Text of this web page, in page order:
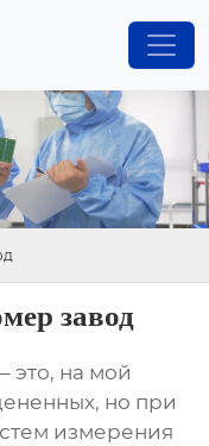
завод
– это, на мой
но при
измерения